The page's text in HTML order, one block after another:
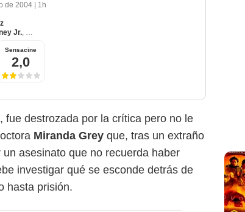
de 2004
1h
Jr., Charles S. Dutton
Sensacine
2,0
, fue destrozada por la crítica pero no le
Miranda Grey que, tras un extraño
asesinato que no recuerda haber
investigar qué se esconde detrás de
hasta prisión.
Bros.